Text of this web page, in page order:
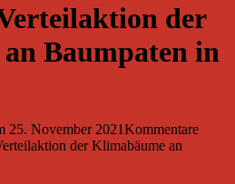
der
Baumpaten in
25. November 2021Kommentare
der Klimabäume an